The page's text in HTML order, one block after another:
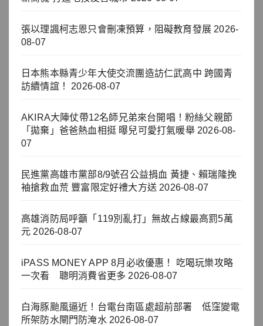
張以理諷柯志恩只會刪凍預算，阻礙教育發展 2026-
08-07
日本熊本縣青少年大使交流團造訪仁武高中 跨國青
訪續情誼！
2026-08-07
AKIRA大陣仗帶12名師兄弟來台開唱！粉絲父親節
「拋棄」爸爸熱血相挺 曝兒可愛打氣暖舉 2026-08-
07
民進黨高雄市黨部8/9號召公益捐血 黃捷、賴瑞隆挽
袖搶救血荒 豐富限定好禮大方送 2026-08-07
高雄消防局呼籲「119別亂打」無故占線最高罰5萬
元 2026-08-07
iPASS MONEY APP 8月必收優惠！ 吃喝玩樂攻略
一次看 聰明消費省更多 2026-08-07
白海豚颱風逼近！台電台南區處超前部署 低窪變電
所架防水閘門防淹水 2026-08-07